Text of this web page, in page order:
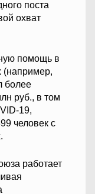
поста
охват
помощь в
(например,
более
руб., в том
19,
человек с
работает